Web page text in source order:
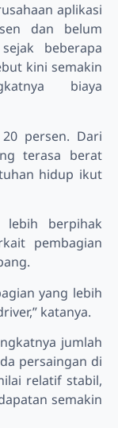
aplikasi
dan belum
beberapa
kini semakin
biaya
persen. Dari
terasa berat
hidup ikut
berpihak
pembagian
yang lebih
katanya.
jumlah
persaingan di
relatif stabil,
semakin